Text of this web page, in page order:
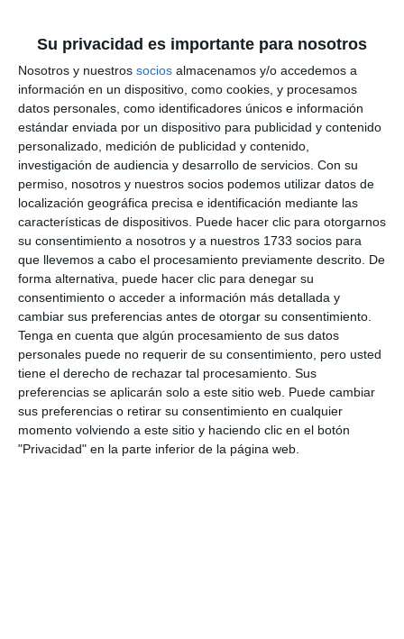
Su privacidad es importante para nosotros
Nosotros y nuestros socios almacenamos y/o accedemos a
información en un dispositivo, como cookies, y procesamos
datos personales, como identificadores únicos e información
estándar enviada por un dispositivo para publicidad y contenido
personalizado, medición de publicidad y contenido,
investigación de audiencia y desarrollo de servicios. Con su
permiso, nosotros y nuestros socios podemos utilizar datos de
localización geográfica precisa e identificación mediante las
características de dispositivos. Puede hacer clic para otorgarnos
su consentimiento a nosotros y a nuestros 1733 socios para
que llevemos a cabo el procesamiento previamente descrito. De
forma alternativa, puede hacer clic para denegar su
consentimiento o acceder a información más detallada y
cambiar sus preferencias antes de otorgar su consentimiento.
Tenga en cuenta que algún procesamiento de sus datos
personales puede no requerir de su consentimiento, pero usted
tiene el derecho de rechazar tal procesamiento. Sus
preferencias se aplicarán solo a este sitio web. Puede cambiar
sus preferencias o retirar su consentimiento en cualquier
momento volviendo a este sitio y haciendo clic en el botón
"Privacidad" en la parte inferior de la página web.
El XXXVIII Festival de Teatro
Villa de Mijas levanta este
jueves el telón en Mijas Pueblo
ACTUALIDAD
El Festival de Teatro Villa de
Mijas ofrecerá el viernes 14 ‘El
musical de los 80 y 90’
El Festival de Teatro Villa de
Mijas arranca el jueves 13 con
‘Yerma’ de Teatro Mijas
ACTUALIDAD
El Festival de Teatro Villa de
Mijas se celebra del 13 al 16 de
julio